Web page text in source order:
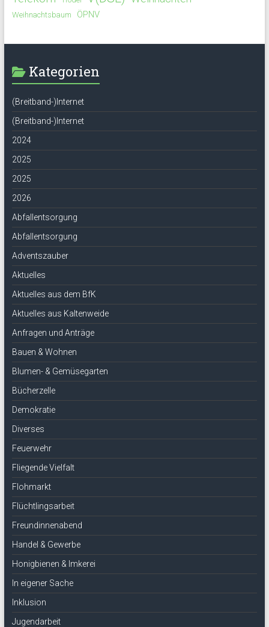
Weihnachtsbaum ÖPNV
Kategorien
(Breitband-)Internet
(Breitband-)Internet
2024
2025
2025
2026
Abfallentsorgung
Abfallentsorgung
Adventszauber
Aktuelles
Aktuelles aus dem BfK
Aktuelles aus Kaltenweide
Anfragen und Anträge
Bauen & Wohnen
Blumen- & Gemüsegarten
Bücherzelle
Demokratie
Diverses
Feuerwehr
Fliegende Vielfalt
Flohmarkt
Flüchtlingsarbeit
Freundinnenabend
Handel & Gewerbe
Honigbienen & Imkerei
In eigener Sache
Inklusion
Jugendarbeit